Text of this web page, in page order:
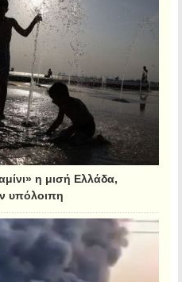
η μισή Ελλάδα,
υπόλοιπη